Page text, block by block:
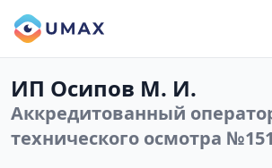
ИП Осипов М. И.
Аккредитованный
технического осмотра